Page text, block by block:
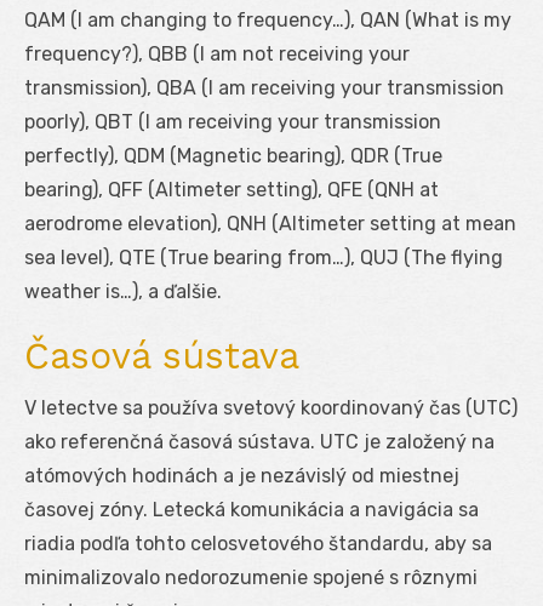
QAM (I am changing to frequency…), QAN (What is my
frequency?), QBB (I am not receiving your
transmission), QBA (I am receiving your transmission
poorly), QBT (I am receiving your transmission
perfectly), QDM (Magnetic bearing), QDR (True
bearing), QFF (Altimeter setting), QFE (QNH at
aerodrome elevation), QNH (Altimeter setting at mean
sea level), QTE (True bearing from…), QUJ (The flying
weather is…), a ďalšie.
Časová sústava
V letectve sa používa svetový koordinovaný čas (UTC)
ako referenčná časová sústava. UTC je založený na
atómových hodinách a je nezávislý od miestnej
časovej zóny. Letecká komunikácia a navigácia sa
riadia podľa tohto celosvetového štandardu, aby sa
minimalizovalo nedorozumenie spojené s rôznymi